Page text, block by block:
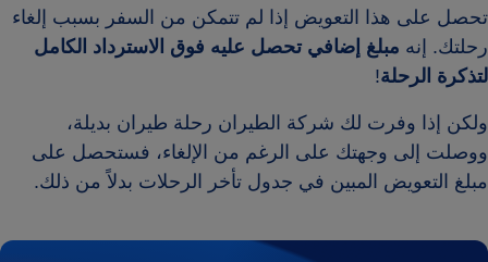
تحصل على هذا التعويض إذا لم تتمكن من السفر بسبب إلغاء
رحلتك. إنه مبلغ إضافي تحصل عليه فوق الاسترداد الكامل
لتذكرة الرحلة!
ولكن إذا وفرت لك شركة الطيران رحلة طيران بديلة،
ووصلت إلى وجهتك على الرغم من الإلغاء، فستحصل على
مبلغ التعويض المبين في جدول تأخر الرحلات بدلاً من ذلك.